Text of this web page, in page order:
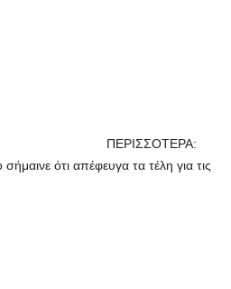
ΠΕΡΙΣΣΟΤΕΡΑ:
ότι απέφευγα τα τέλη για τις